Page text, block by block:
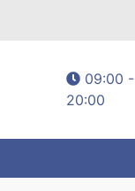
09:00 -
20:00